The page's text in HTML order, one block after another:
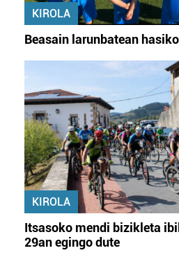
KIROLA
Beasain larunbatean
KIROLA
Itsasoko mendi bizikleta
29an egingo dute